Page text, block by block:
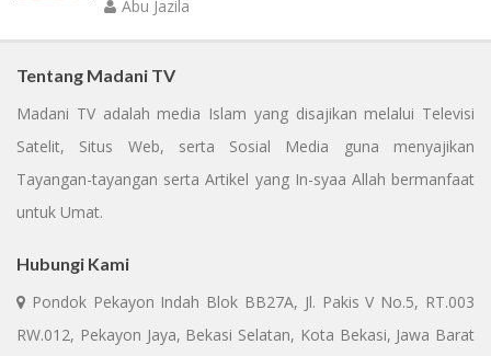
Abu Jazila
Tentang Madani TV
Madani TV adalah media Islam yang disajikan melalui Televisi
Satelit, Situs Web, serta Sosial Media guna menyajikan
Tayangan-tayangan serta Artikel yang In-syaa Allah bermanfaat
untuk Umat.
Hubungi Kami
Pondok Pekayon Indah Blok BB27A, Jl. Pakis V No.5, RT.003
RW.012, Pekayon Jaya, Bekasi Selatan, Kota Bekasi, Jawa Barat